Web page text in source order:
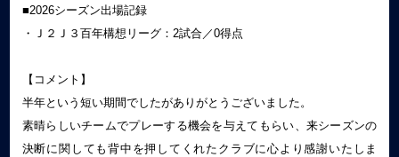
■2026シーズン出場記録
・Ｊ２Ｊ３百年構想リーグ：2試合／0得点
【コメント】
半年という短い期間でしたがありがとうございました。
素晴らしいチームでプレーする機会を与えてもらい、来シーズンの
決断に関しても背中を押してくれたクラブに心より感謝いたしま